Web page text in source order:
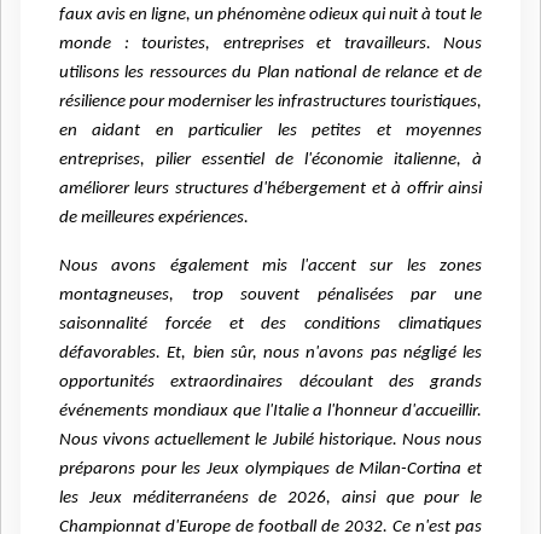
faux avis en ligne, un phénomène odieux qui nuit à tout le
monde : touristes, entreprises et travailleurs. Nous
utilisons les ressources du Plan national de relance et de
résilience pour moderniser les infrastructures touristiques,
en aidant en particulier les petites et moyennes
entreprises, pilier essentiel de l'économie italienne, à
améliorer leurs structures d'hébergement et à offrir ainsi
de meilleures expériences.
Nous avons également mis l'accent sur les zones
montagneuses, trop souvent pénalisées par une
saisonnalité forcée et des conditions climatiques
défavorables. Et, bien sûr, nous n'avons pas négligé les
opportunités extraordinaires découlant des grands
événements mondiaux que l'Italie a l'honneur d'accueillir.
Nous vivons actuellement le Jubilé historique. Nous nous
préparons pour les Jeux olympiques de Milan-Cortina et
les Jeux méditerranéens de 2026, ainsi que pour le
Championnat d'Europe de football de 2032. Ce n'est pas